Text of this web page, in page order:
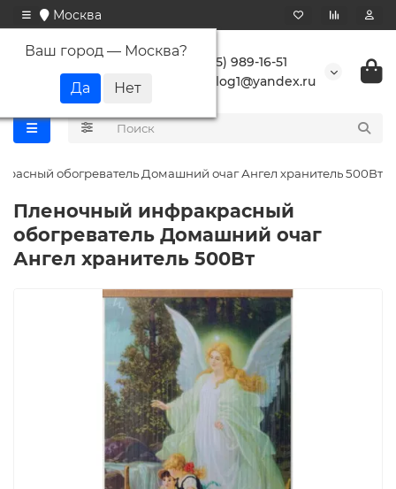
Москва
Ваш город — Москва?
+7 (495) 989-16-51
buranlog1@yandex.ru
обогреватель Домашний очаг Ангел хранитель 500Вт
Пленочный инфракрасный
обогреватель Домашний очаг
Ангел хранитель 500Вт